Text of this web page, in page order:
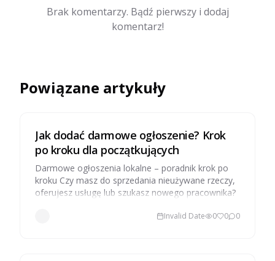
Brak komentarzy. Bądź pierwszy i dodaj
komentarz!
Powiązane artykuły
Jak dodać darmowe ogłoszenie? Krok
po kroku dla początkujących
Darmowe ogłoszenia lokalne – poradnik krok po
kroku Czy masz do sprzedania nieużywane rzeczy,
oferujesz usługę lub szukasz nowego pracownika?
Invalid Date 0 0 0